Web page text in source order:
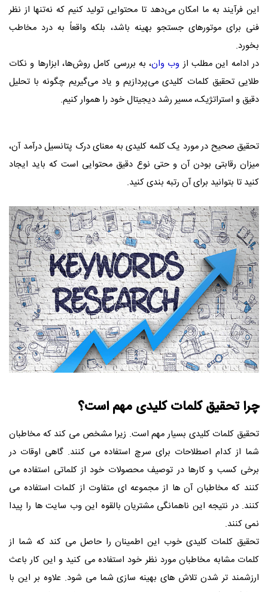
این فرآیند به ما امکان می‌دهد تا محتوایی تولید کنیم که نه‌تنها از نظر
فنی برای موتورهای جستجو بهینه باشد، بلکه واقعاً به درد مخاطب
بخورد.
در ادامه این مطلب از وب وان، به بررسی کامل روش‌ها، ابزارها و نکات
طلایی تحقیق کلمات کلیدی می‌پردازیم و یاد می‌گیریم چگونه با تحلیل
دقیق و استراتژیک، مسیر رشد دیجیتال خود را هموار کنیم.
تحقیق صحیح در مورد یک کلمه کلیدی به معنای درک پتانسیل درآمد آن،
میزان رقابتی بودن آن و حتی نوع دقیق محتوایی است که باید ایجاد
کنید تا بتوانید برای آن رتبه بندی کنید.
چرا تحقیق کلمات کلیدی مهم است؟
تحقیق کلمات کلیدی بسیار مهم است. زیرا مشخص می کند که مخاطبان
شما از کدام اصطلاحات برای سرچ استفاده می کنند. گاهی اوقات در
برخی کسب و کارها در توصیف محصولات خود از کلماتی استفاده می
کنند که مخاطبان آن ها از مجموعه ای متفاوت از کلمات استفاده می
کنند. در نتیجه این ناهمانگی مشتریان بالقوه این وب سایت ها را پیدا
نمی کنند.
تحقیق کلمات کلیدی خوب این اطمینان را حاصل می کند که شما از
کلمات مشابه مخاطبان مورد نظر خود استفاده می کنید و این کار باعث
ارزشمند تر شدن تلاش های بهینه سازی شما می شود. علاوه بر این با